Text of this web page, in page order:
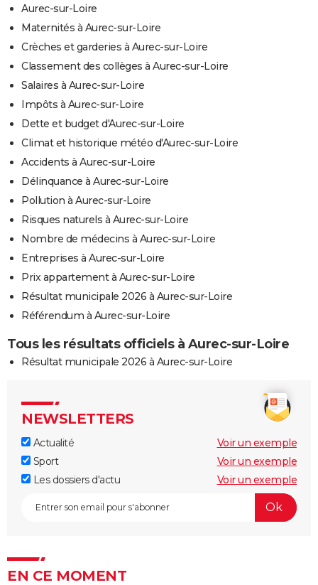
Aurec-sur-Loire
Maternités à Aurec-sur-Loire
Crèches et garderies à Aurec-sur-Loire
Classement des collèges à Aurec-sur-Loire
Salaires à Aurec-sur-Loire
Impôts à Aurec-sur-Loire
Dette et budget d'Aurec-sur-Loire
Climat et historique météo d'Aurec-sur-Loire
Accidents à Aurec-sur-Loire
Délinquance à Aurec-sur-Loire
Pollution à Aurec-sur-Loire
Risques naturels à Aurec-sur-Loire
Nombre de médecins à Aurec-sur-Loire
Entreprises à Aurec-sur-Loire
Prix appartement à Aurec-sur-Loire
Résultat municipale 2026 à Aurec-sur-Loire
Référendum à Aurec-sur-Loire
Tous les résultats officiels à Aurec-sur-Loire
Résultat municipale 2026 à Aurec-sur-Loire
NEWSLETTERS
Actualité
Voir un exemple
Sport
Voir un exemple
Les dossiers d'actu
Voir un exemple
EN CE MOMENT